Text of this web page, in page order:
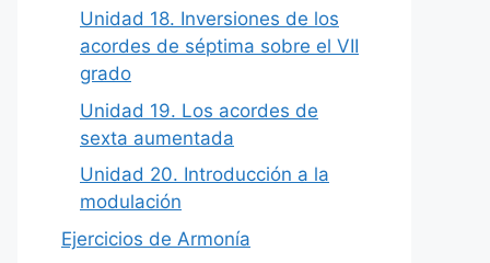
Unidad 18. Inversiones de los
acordes de séptima sobre el VII
grado
Unidad 19. Los acordes de
sexta aumentada
Unidad 20. Introducción a la
modulación
Ejercicios de Armonía